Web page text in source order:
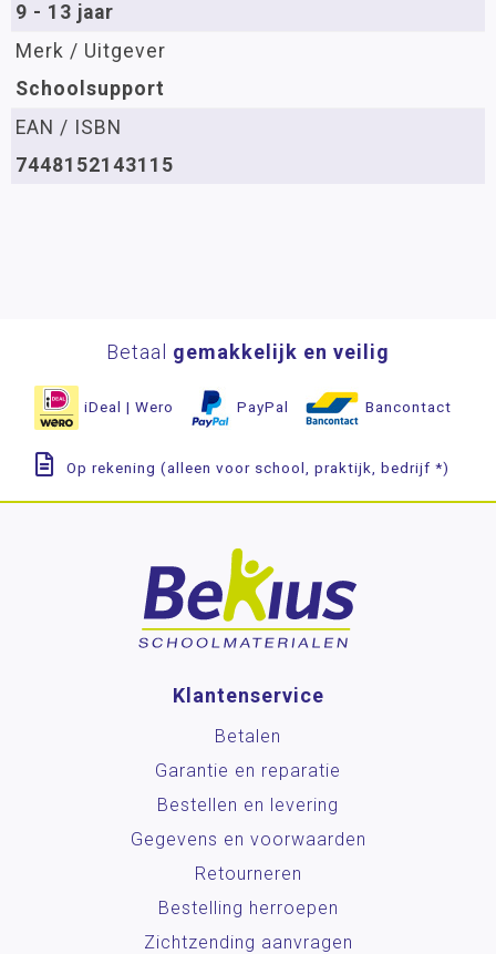
9 - 13 jaar
Merk / Uitgever
Schoolsupport
EAN / ISBN
7448152143115
Betaal gemakkelijk en veilig
iDeal | Wero PayPal Bancontact
Op rekening (alleen voor school, praktijk, bedrijf *)
Klantenservice
Betalen
Garantie en reparatie
Bestellen en levering
Gegevens en voorwaarden
Retourneren
Bestelling herroepen
Zichtzending aanvragen